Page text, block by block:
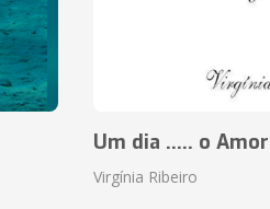
Um dia ..... o Amor
Virgínia Ribeiro